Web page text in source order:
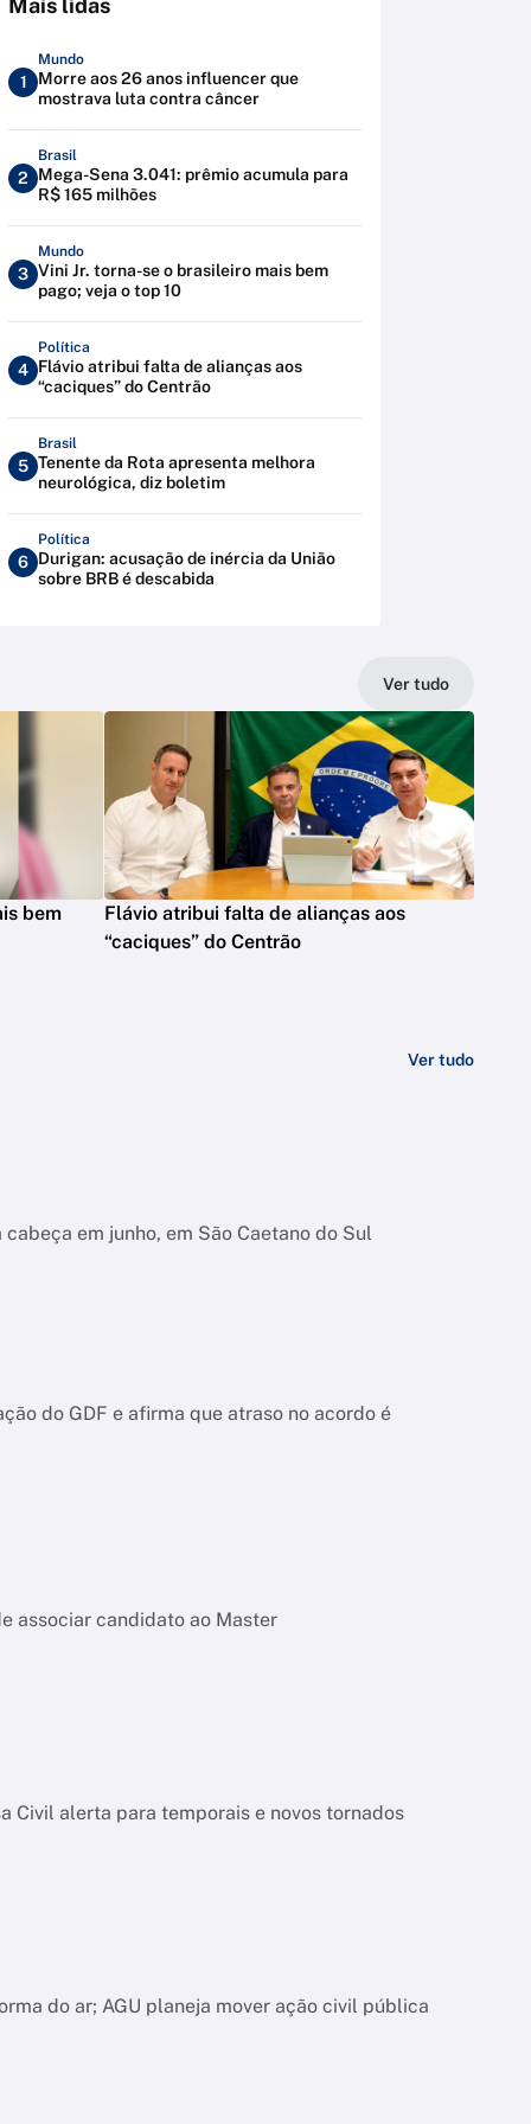
Mais lidas
1
Mundo
Morre aos 26 anos influencer que
mostrava luta contra câncer
2
Brasil
Mega-Sena 3.041: prêmio acumula para
R$ 165 milhões
3
Mundo
Vini Jr. torna-se o brasileiro mais bem
pago; veja o top 10
4
Política
Flávio atribui falta de alianças aos
“caciques” do Centrão
5
Brasil
Tenente da Rota apresenta melhora
neurológica, diz boletim
6
Política
Durigan: acusação de inércia da União
sobre BRB é descabida
Ver tudo
bem
Flávio atribui falta de alianças aos
“caciques” do Centrão
Ver tudo
em junho, em São Caetano do Sul
do GDF e afirma que atraso no acordo é
associar candidato ao Master
Civil alerta para temporais e novos tornados
do ar; AGU planeja mover ação civil pública